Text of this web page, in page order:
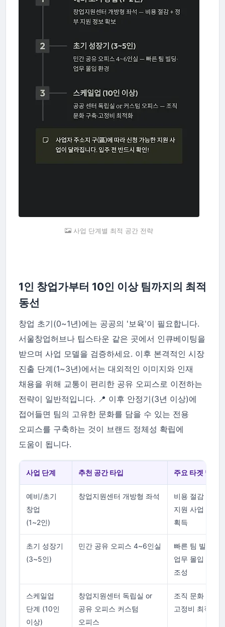
사업 단계별 최적 공간 전략
1인 창업가부터 10인 이상 팀까지의 최적
동선
창업 초기(0~1년)에는 공공의 '보육'이 필요합니다.
서울창업허브나 팁스타운 같은 곳에서 인큐베이팅을
받으며 사업 모델을 검증하세요. 이후 본격적인 시장
진출 단계(1~3년)에서는 대외적인 이미지와 인재
채용을 위해 교통이 편리한 공유 오피스로 이전하는
전략이 일반적입니다. 📍 이후 안정기(3년 이상)에
접어들면 팀의 고유한 문화를 담을 수 있는 전용
오피스를 구축하는 것이 브랜드 정체성 확립에
도움이 됩니다.
사업 단계 추천 공간 타입 주요 타겟 및 목
예비/초기
창업
(1~2인)
창업지원센터 개방형 좌석
비용 절감 및 정
지원 사업 정보
획득
초기 성장기
(3~5인)
민간 공유 오피스 4~6인실
빠른 팀 빌딩 및
업무 몰입 환경
조성
스케일업
단계 (10인
이상)
창업지원센터 독립실 or
공유 오피스 커스텀
오피스
조직 문화 구축
고정비 최적화